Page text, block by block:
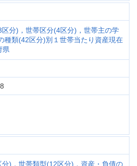
分)，世帯区分(4区分)，世帯主の学
種類(42区分)別１世帯当たり資産現在
県
)，世帯類型(12区分)，資産・負債の